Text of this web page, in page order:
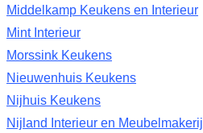
Middelkamp Keukens en Interieur
Mint Interieur
Morssink Keukens
Nieuwenhuis Keukens
Nijhuis Keukens
Nijland Interieur en Meubelmakerij